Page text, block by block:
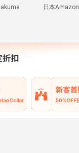
日本Amazon